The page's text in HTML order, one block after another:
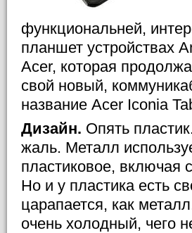
функциональней,
планшет устройствах
Acer, которая
свой новый,
название Acer Iconia
Дизайн. Опять
жаль. Металл
пластиковое, включая
Но и у пластика есть
царапается, как
очень холодный, чего